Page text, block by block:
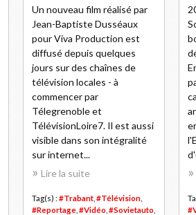
Un nouveau film réalisé par
Jean-Baptiste Dusséaux
pour Viva Production est
diffusé depuis quelques
jours sur des chaînes de
télévision locales - à
commencer par
Télegrenoble et
TélévisionLoire7. Il est aussi
visible dans son intégralité
sur internet...
Lire la suite
Tag(s) : #Trabant #Télévision
#Reportage #Vidéo #Sovietauto